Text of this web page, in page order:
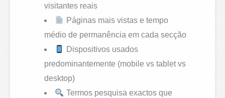
visitantes reais
Páginas mais vistas e tempo
médio de permanência em cada secção
Dispositivos usados
predominantemente (mobile vs tablet vs
desktop)
Termos pesquisa exactos que